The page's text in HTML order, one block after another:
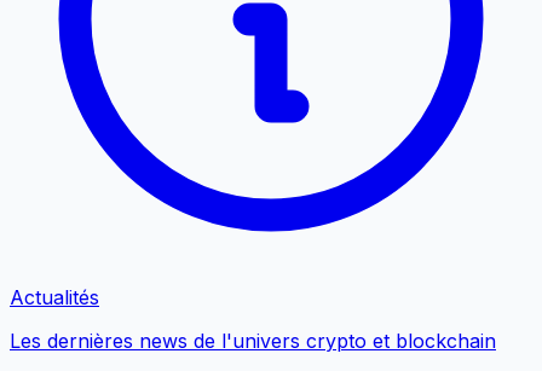
Actualités
Les dernières news de l'univers crypto et blockchain